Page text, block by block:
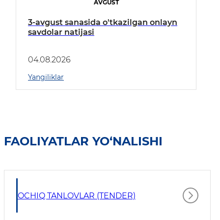
AVGUST
3-avgust sanasida o'tkazilgan onlayn
savdolar natijasi
04.08.2026
Yangiliklar
FAOLIYATLAR YO‘NALISHI
OCHIQ TANLOVLAR (TENDER)